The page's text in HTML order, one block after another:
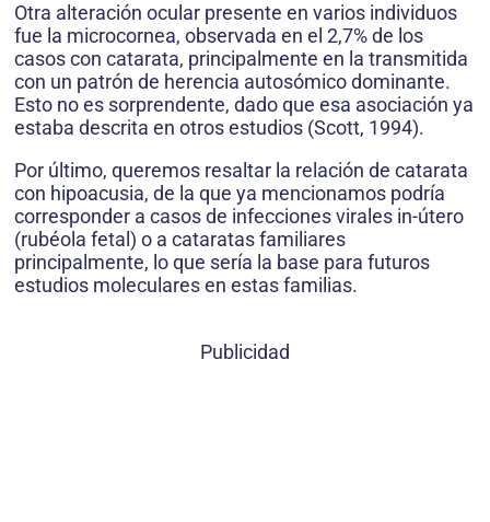
Otra alteración ocular presente en varios individuos
fue la microcornea, observada en el 2,7% de los
casos con catarata, principalmente en la transmitida
con un patrón de herencia autosómico dominante.
Esto no es sorprendente, dado que esa asociación ya
estaba descrita en otros estudios (Scott, 1994).
Por último, queremos resaltar la relación de catarata
con hipoacusia, de la que ya mencionamos podría
corresponder a casos de infecciones virales in-útero
(rubéola fetal) o a cataratas familiares
principalmente, lo que sería la base para futuros
estudios moleculares en estas familias.
Publicidad